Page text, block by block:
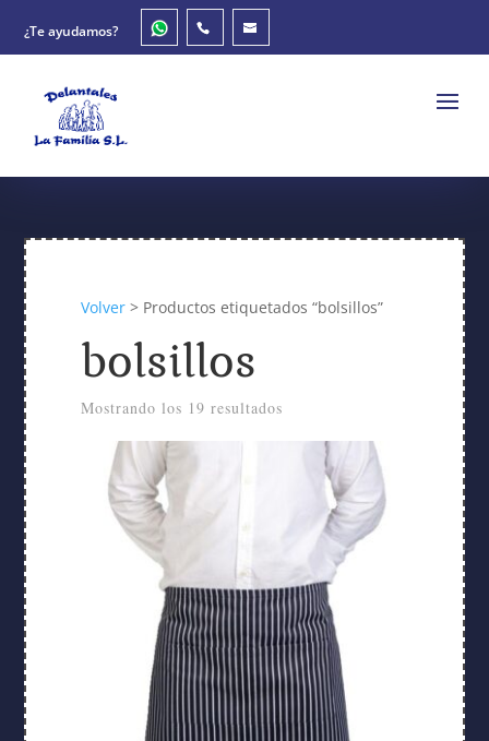
¿Te ayudamos?
Volver> Productos etiquetados “bolsillos”
bolsillos
Mostrando los 19 resultados